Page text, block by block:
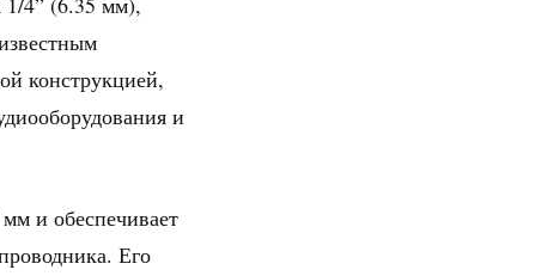
конструкцией,
и
и обеспечивает
Его